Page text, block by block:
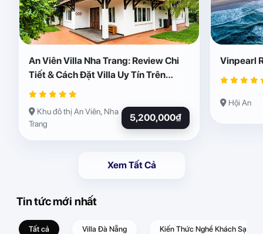
An Viên Villa Nha Trang: Review Chi
Tiết & Cách Đặt Villa Uy Tín Trên
Abogo
Khu đô thị An Viên, Nha
Trang
5,200,000₫
Vinpearl
Hội An
Xem Tất Cả
Tin tức mới nhất
Tất cả Villa Đà Nẵng Kiến Thức Nghề Khách Sạn –